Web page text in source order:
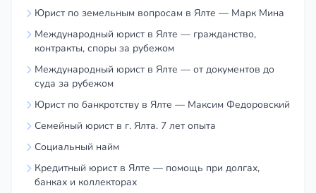
Юрист по земельным вопросам в Ялте — Марк Мина
Международный юрист в Ялте — гражданство,
контракты, споры за рубежом
Международный юрист в Ялте — от документов до
суда за рубежом
Юрист по банкротству в Ялте — Максим Федоровский
Семейный юрист в г. Ялта. 7 лет опыта
Социальный найм
Кредитный юрист в Ялте — помощь при долгах,
банках и коллекторах